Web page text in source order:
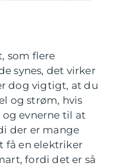
som flere
synes, det virker
dog vigtigt, at du
og strøm, hvis
evnerne til at
der er mange
få en elektriker
fordi det er så